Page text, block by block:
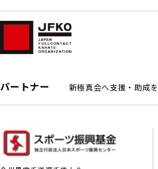
パートナー 新極真会へ支援・助成を